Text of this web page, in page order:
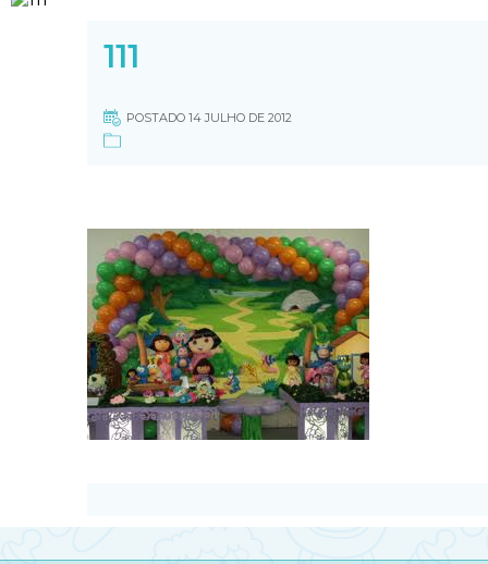
111
POSTADO 14 JULHO DE 2012